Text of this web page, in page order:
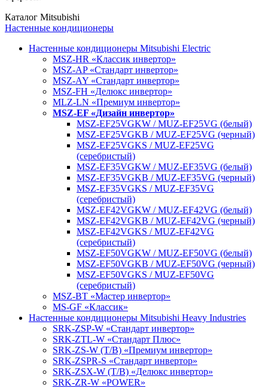
Каталог Mitsubishi
Настенные кондиционеры
Настенные кондиционеры Mitsubishi Electric
MSZ-HR «Классик инвертор»
MSZ-AP «Стандарт инвертор»
MSZ-AY «Стандарт инвертор»
MSZ-FH «Делюкс инвертор»
MLZ-LN «Премиум инвертор»
MSZ-EF «Дизайн инвертор»
MSZ-EF25VGKW / MUZ-EF25VG (белый)
MSZ-EF25VGKB / MUZ-EF25VG (черный)
MSZ-EF25VGKS / MUZ-EF25VG
(серебристый)
MSZ-EF35VGKW / MUZ-EF35VG (белый)
MSZ-EF35VGKB / MUZ-EF35VG (черный)
MSZ-EF35VGKS / MUZ-EF35VG
(серебристый)
MSZ-EF42VGKW / MUZ-EF42VG (белый)
MSZ-EF42VGKB / MUZ-EF42VG (черный)
MSZ-EF42VGKS / MUZ-EF42VG
(серебристый)
MSZ-EF50VGKW / MUZ-EF50VG (белый)
MSZ-EF50VGKB / MUZ-EF50VG (черный)
MSZ-EF50VGKS / MUZ-EF50VG
(серебристый)
MSZ-BT «Мастер инвертор»
MS-GF «Классик»
Настенные кондиционеры Mitsubishi Heavy Industries
SRK-ZSP-W «Стандарт инвертор»
SRK-ZTL-W «Стандарт Плюс»
SRK-ZS-W (T/B) «Премиум инвертор»
SRK-ZSPR-S «Стандарт инвертор»
SRK-ZSX-W (T/B) «Делюкс инвертор»
SRK-ZR-W «POWER»